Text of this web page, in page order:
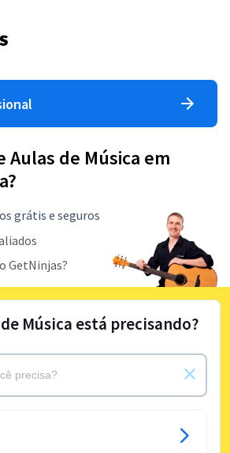
Aulas de Música em
grátis e seguros
GetNinjas?
Música está precisando?